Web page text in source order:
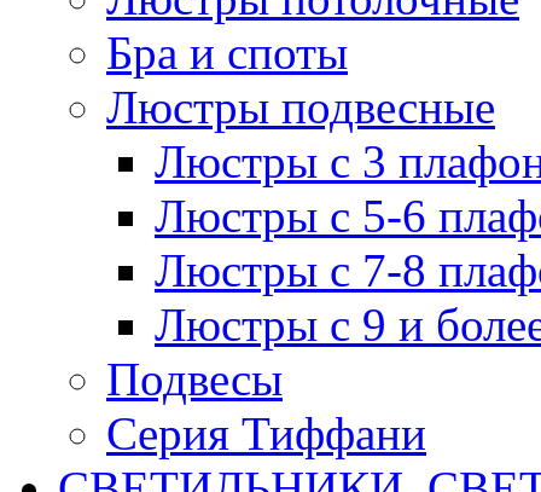
Бра и споты
Люстры подвесные
Люстры с 3
Люстры с 5-6
Люстры с 7-8
Люстры с 9 и
Подвесы
Серия Тиффани